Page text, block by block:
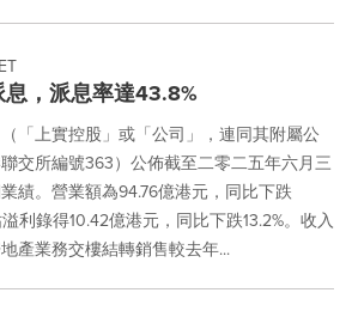
，派息率達43.8%
「上實控股」或「公司」，連同其附屬公
交所編號363）公佈截至二零二五年六月三
績。營業額為94.76億港元，同比下跌
利錄得10.42億港元，同比下跌13.2%。收入
產業務交樓結轉銷售較去年...